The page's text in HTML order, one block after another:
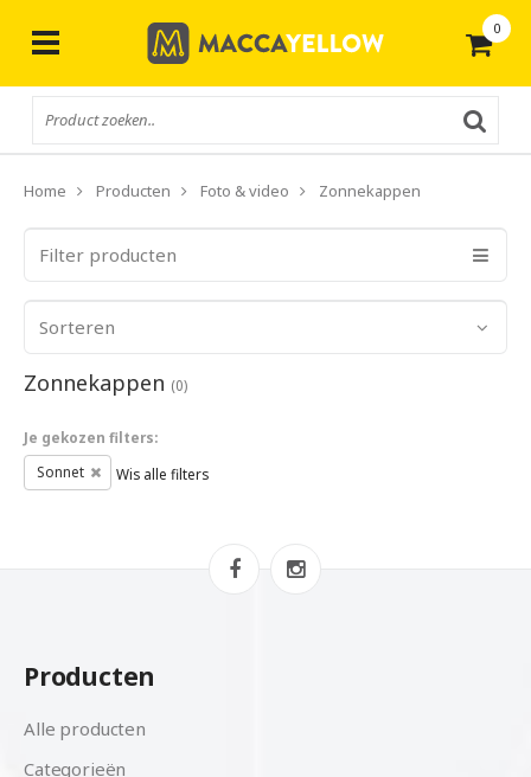
0
Home Producten Foto & video Zonnekappen
Filter producten
Sorteren
Zonnekappen (0)
Je gekozen filters:
Sonnet Wis alle filters
Producten
Alle producten
Categorieën